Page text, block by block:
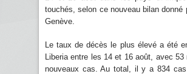
touchés, selon ce nouveau bilan donné
Genève.
Le taux de décès le plus élevé a été
Liberia entre les 14 et 16 août, avec 53
nouveaux cas. Au total, il y a 834 cas